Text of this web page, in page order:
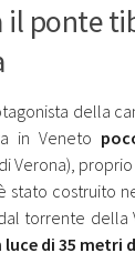
il ponte
della
in Veneto
Verona), proprio
stato costruito
torrente della
luce di 35 metri